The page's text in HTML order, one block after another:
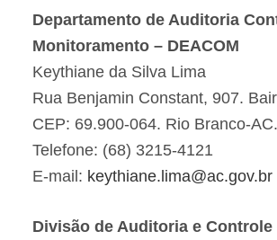
Departamento de Auditoria
Monitoramento – DEACOM
Keythiane da Silva Lima
Rua Benjamin Constant, 907.
CEP: 69.900-064. Rio Branco-AC.
Telefone: (68) 3215-4121
E-mail: keythiane.lima@ac.gov.br
Divisão de Auditoria e Controle